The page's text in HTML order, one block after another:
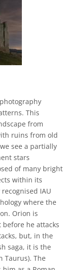
This
from
ruins from old
see a partially
stars
of many bright
within its
IAU
where the
Orion is
he attacks
but, in the
saga, it is the
Taurus). The